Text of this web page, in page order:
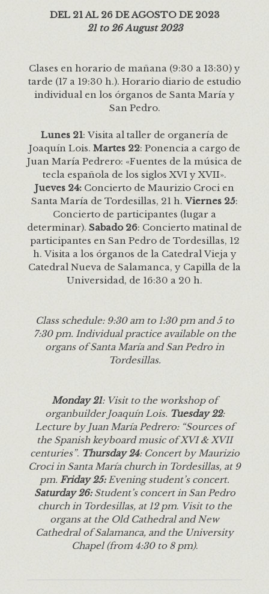
DEL 21 AL 26 DE AGOSTO DE 2023
21 to 26 August 2023
Clases en horario de mañana (9:30 a 13:30) y
tarde (17 a 19:30 h.). Horario diario de estudio
individual en los órganos de Santa María y
San Pedro.
Lunes 21: Visita al taller de organería de
Joaquín Lois. Martes 22: Ponencia a cargo de
Juan María Pedrero: «Fuentes de la música de
tecla española de los siglos XVI y XVII».
Jueves 24: Concierto de Maurizio Croci en
Santa María de Tordesillas, 21 h. Viernes 25:
Concierto de participantes (lugar a
determinar). Sabado 26: Concierto matinal de
participantes en San Pedro de Tordesillas, 12
h. Visita a los órganos de la Catedral Vieja y
Catedral Nueva de Salamanca, y Capilla de la
Universidad, de 16:30 a 20 h.
Class schedule: 9:30 am to 1:30 pm and 5 to
7:30 pm. Individual practice available on the
organs of Santa María and San Pedro in
Tordesillas.
Monday 21: Visit to the workshop of
organbuilder Joaquín Lois. Tuesday 22:
Lecture by Juan María Pedrero: “Sources of
the Spanish keyboard music of XVI & XVII
centuries”. Thursday 24: Concert by Maurizio
Croci in Santa María church in Tordesillas, at 9
pm. Friday 25: Evening student’s concert.
Saturday 26:Student’s concert in San Pedro
church in Tordesillas, at 12 pm. Visit to the
organs at the Old Cathedral and New
Cathedral of Salamanca, and the University
Chapel (from 4:30 to 8 pm).